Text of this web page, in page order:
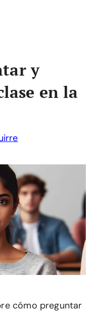
y
en la
cómo preguntar